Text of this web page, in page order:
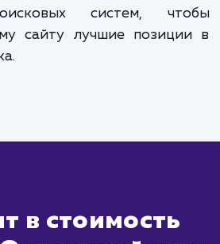
и удерживать
Время, необходимое
результатов,